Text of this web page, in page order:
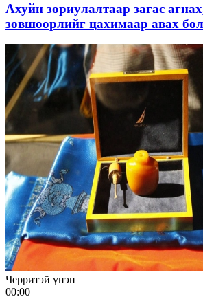
Ахуйн зориулалтаар загас
зөвшөөрлийг цахимаар авах
Черритэй үнэн
00:00